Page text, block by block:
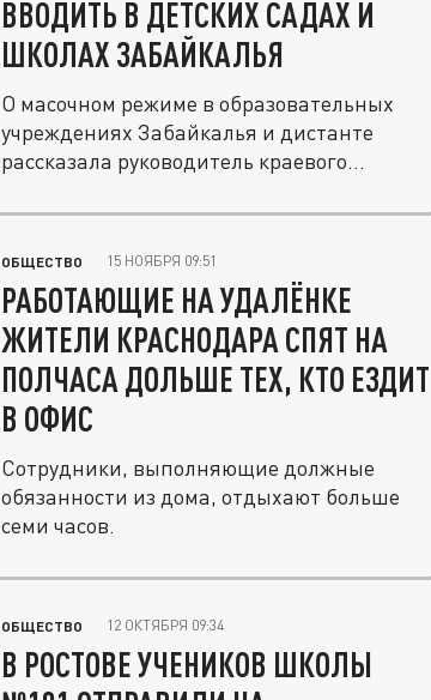
ВВОДИТЬ В ДЕТСКИХ САДАХ И
ШКОЛАХ ЗАБАЙКАЛЬЯ
О масочном режиме в образовательных
учреждениях Забайкалья и дистанте
рассказала руководитель краевого...
ОБЩЕСТВО 15 НОЯБРЯ 09:51
РАБОТАЮЩИЕ НА УДАЛЁНКЕ
ЖИТЕЛИ КРАСНОДАРА СПЯТ НА
ПОЛЧАСА ДОЛЬШЕ ТЕХ, КТО ЕЗДИТ
В ОФИС
Сотрудники, выполняющие должные
обязанности из дома, отдыхают больше
семи часов.
ОБЩЕСТВО 12 ОКТЯБРЯ 09:34
В РОСТОВЕ УЧЕНИКОВ ШКОЛЫ